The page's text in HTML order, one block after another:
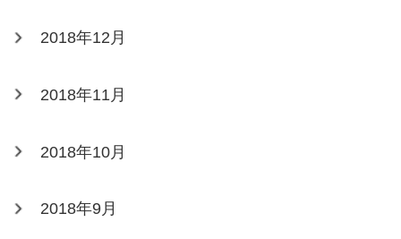
2018年12月
2018年11月
2018年10月
2018年9月